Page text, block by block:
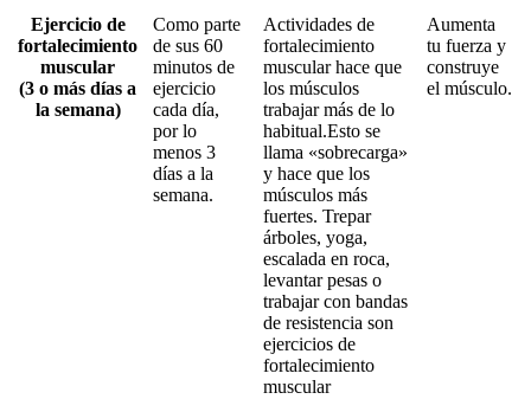
Ejercicio de
fortalecimiento
muscular
(3 o más días a
la semana)
Como parte
de sus 60
minutos de
ejercicio
cada día,
por lo
menos 3
días a la
semana.
Actividades de
fortalecimiento
muscular hace que
los músculos
trabajar más de lo
habitual.Esto se
llama «sobrecarga»
y hace que los
músculos más
fuertes. Trepar
árboles, yoga,
escalada en roca,
levantar pesas o
trabajar con bandas
de resistencia son
ejercicios de
fortalecimiento
muscular
Aumenta
tu fuerza y ​​
construye
el músculo.